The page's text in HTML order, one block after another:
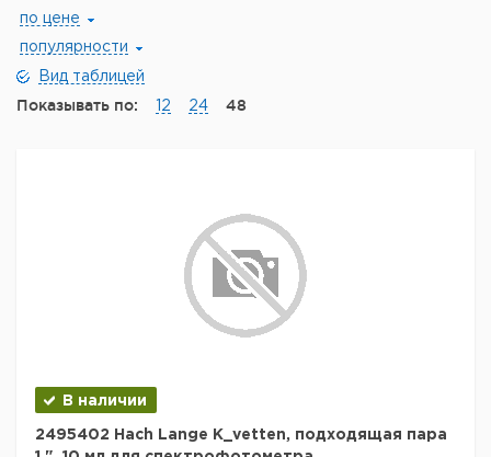
по цене
популярности
Вид таблицей
Показывать по: 12 24 48
В наличии
2495402 Hach Lange K_vetten, подходящая пара